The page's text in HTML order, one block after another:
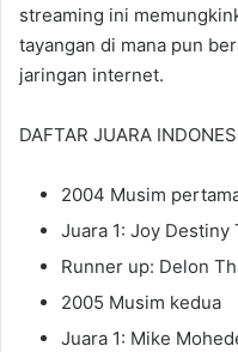
streaming ini
tayangan di mana pun
jaringan internet.
DAFTAR JUARA
2004 Musim
Juara 1: Joy Destiny
Runner up: Delon
2005 Musim kedua
Juara 1: Mike